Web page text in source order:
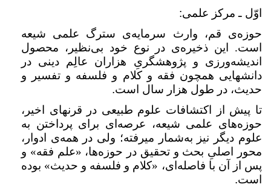
اوّل ـ مرکز علمی:
حوزه‌ی قم، وارث سرمایه‌ی سترگ علمی شیعه
است. این ذخیره‌ی در نوع خود بی‌نظیر، محصول
اندیشه‌ورزی و پژوهشگریِ هزاران عالِم دینی در
دانشهایی همچون فقه و کلام و فلسفه و تفسیر و
حدیث، در طول هزار سال است.
تا پیش از اکتشافات علوم طبیعی در قرنهای اخیر،
حوزه‌های علمی شیعه، عرصه‌ای برای پرداختن به
علوم دیگر نیز به‌شمار میرفته؛ ولی در همه‌ی ادوار،
محور اصلیِ بحث و تحقیق در حوزه‌ها، «علم فقه» و
پس از آن با فاصله‌ای، «کلام و فلسفه و حدیث» بوده
است.